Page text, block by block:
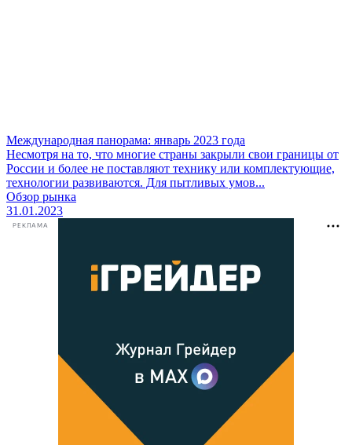
Международная панорама: январь 2023 года
Несмотря на то, что многие страны закрыли свои границы от
России и более не поставляют технику или комплектующие,
технологии развиваются. Для пытливых умов...
Обзор рынка
31.01.2023
РЕКЛАМА